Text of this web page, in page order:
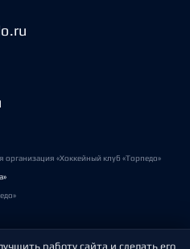
«Хоккейный клуб «Торпедо»
работу сайта и сделать его